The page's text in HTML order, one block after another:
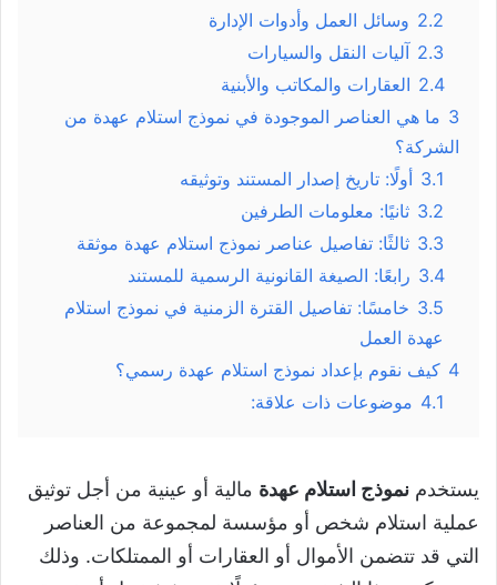
2.2 وسائل العمل وأدوات الإدارة
2.3 آليات النقل والسيارات
2.4 العقارات والمكاتب والأبنية
3 ما هي العناصر الموجودة في نموذج استلام عهدة من
الشركة؟
3.1 أولًا: تاريخ إصدار المستند وتوثيقه
3.2 ثانيًا: معلومات الطرفين
3.3 ثالثًا: تفاصيل عناصر نموذج استلام عهدة موثقة
3.4 رابعًا: الصيغة القانونية الرسمية للمستند
3.5 خامسًا: تفاصيل القترة الزمنية في نموذج استلام
عهدة العمل
4 كيف نقوم بإعداد نموذج استلام عهدة رسمي؟
4.1 موضوعات ذات علاقة:
يستخدم نموذج استلام عهدة مالية أو عينية من أجل توثيق
عملية استلام شخص أو مؤسسة لمجموعة من العناصر
التي قد تتضمن الأموال أو العقارات أو الممتلكات. وذلك